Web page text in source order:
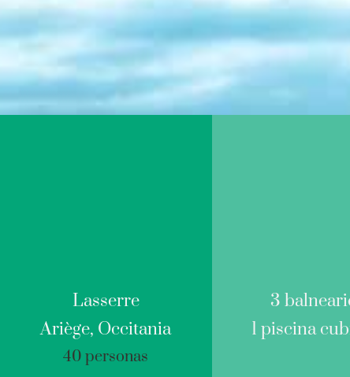
Lasserre
Ariège, Occitania
40 personas
3
1 piscina